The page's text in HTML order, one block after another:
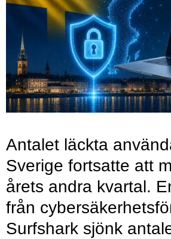
Antalet läckta
Sverige fortsatte att
årets andra kvartal.
från
Surfshark sjönk